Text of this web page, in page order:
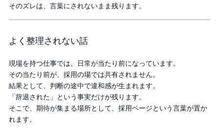
そのズレは、言葉にされないまま残ります。
よく整理されない話
現場を持つ仕事では、日常が当たり前になっています。
その当たり前が、採用の場では共有されません。
結果として、判断の途中で違和感が生まれます。
「辞退された」という事実だけが残ります。
そこで、期待が集まる場所として、採用ページという言葉が置か
れます。